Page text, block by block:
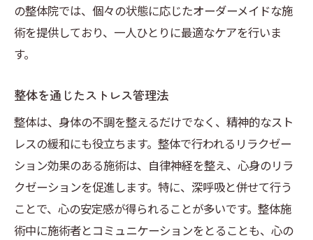
埼玉県の整体施術で感じる心身のつながり
整体を通じた心の解放と成長のプロセス
慣
整体を受けた後の変化を実感する日常
整体が導く日常生活への影響
整体を通じたリラクゼーションの取り入れ
方
の整体院では、個々の状態に応じたオーダーメイドな施
術を提供しており、一人ひとりに最適なケアを行いま
す。
整体を通じたストレス管理法
整体は、身体の不調を整えるだけでなく、精神的なスト
レスの緩和にも役立ちます。整体で行われるリラクゼー
ション効果のある施術は、自律神経を整え、心身のリラ
クゼーションを促進します。特に、深呼吸と併せて行う
ことで、心の安定感が得られることが多いです。整体施
術中に施術者とコミュニケーションをとることも、心の